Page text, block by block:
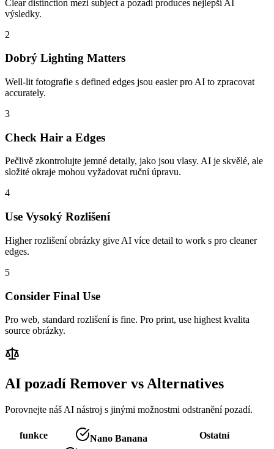
Clear distinction mezi subject a pozadí produces nejlepší AI
výsledky.
2
Dobrý Lighting Matters
Well-lit fotografie s defined edges jsou easier pro AI to zpracovat
accurately.
3
Check Hair a Edges
Pečlivě zkontrolujte jemné detaily, jako jsou vlasy. AI je skvělé, ale
složité okraje mohou vyžadovat ruční úpravu.
4
Use Vysoký Rozlišení
Higher rozlišení obrázky give AI více detail to work s pro cleaner
edges.
5
Consider Final Use
Pro web, standard rozlišení is fine. Pro print, use highest kvalita
source obrázky.
AI pozadí Remover vs Alternatives
Porovnejte náš AI nástroj s jinými možnostmi odstranění pozadí.
funkce Nano Banana Ostatní